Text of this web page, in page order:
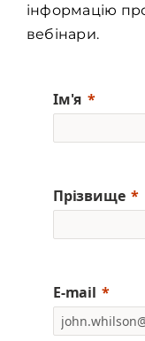
інформацію
вебінари.
Ім'я
Прізвище
E-mail